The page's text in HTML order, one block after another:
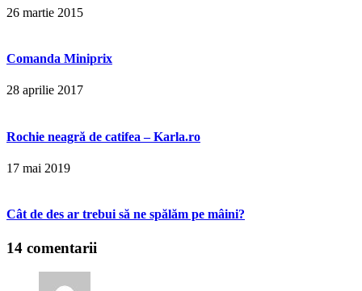
26 martie 2015
Comanda Miniprix
28 aprilie 2017
Rochie neagră de catifea – Karla.ro
17 mai 2019
Cât de des ar trebui să ne spălăm pe mâini?
14 comentarii